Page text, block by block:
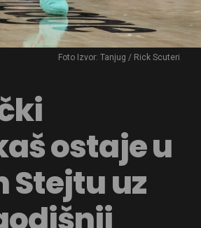
Foto Izvor: Tanjug / Rick Scuteri
ostaje u
Stejtu uz